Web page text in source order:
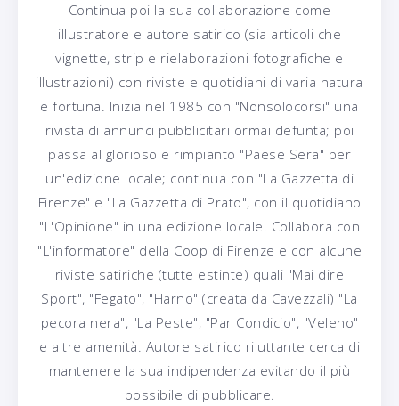
Continua poi la sua collaborazione come
illustratore e autore satirico (sia articoli che
vignette, strip e rielaborazioni fotografiche e
illustrazioni) con riviste e quotidiani di varia natura
e fortuna. Inizia nel 1985 con "Nonsolocorsi" una
rivista di annunci pubblicitari ormai defunta; poi
passa al glorioso e rimpianto "Paese Sera" per
un'edizione locale; continua con "La Gazzetta di
Firenze" e "La Gazzetta di Prato", con il quotidiano
"L'Opinione" in una edizione locale. Collabora con
"L'informatore" della Coop di Firenze e con alcune
riviste satiriche (tutte estinte) quali "Mai dire
Sport", "Fegato", "Harno" (creata da Cavezzali) "La
pecora nera", "La Peste", "Par Condicio", "Veleno"
e altre amenità. Autore satirico riluttante cerca di
mantenere la sua indipendenza evitando il più
possibile di pubblicare.